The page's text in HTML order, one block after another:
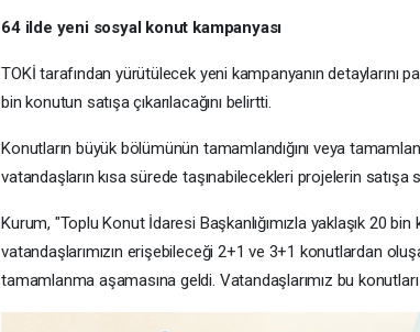
64 ilde yeni sosyal konut kampanyası
TOKİ tarafından yürütülecek yeni kampanyanın detaylarını
bin konutun satışa çıkarılacağını belirtti.
Konutların büyük bölümünün tamamlandığını veya
vatandaşların kısa sürede taşınabilecekleri projelerin satışa
Kurum, "Toplu Konut İdaresi Başkanlığımızla yaklaşık 20
vatandaşlarımızın erişebileceği 2+1 ve 3+1 konutlardan
tamamlanma aşamasına geldi. Vatandaşlarımız bu